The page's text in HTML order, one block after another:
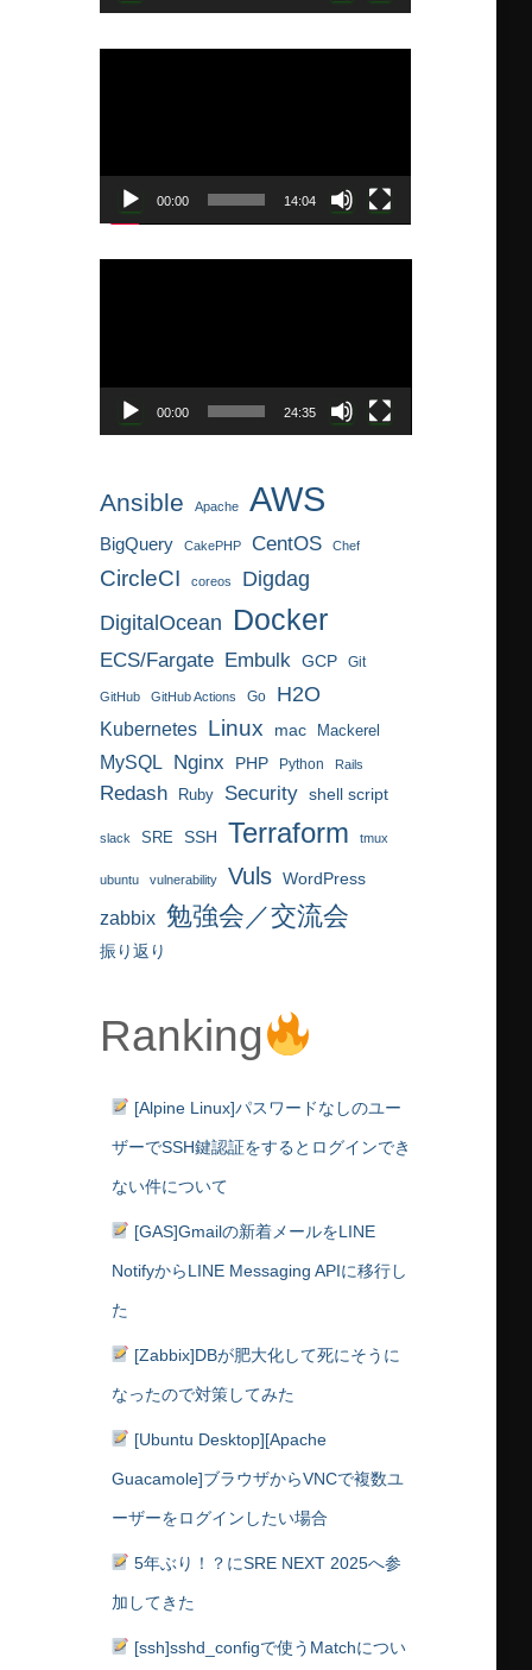
00:00 14:04
00:00 24:35
Ansible Apache AWS
BigQuery CakePHP CentOS Chef
CircleCI coreos
Digdag
DigitalOcean Docker
ECS/Fargate Embulk GCP Git
GitHub GitHub Actions Go H2O
Kubernetes Linux mac Mackerel
MySQL Nginx PHP Python Rails
Redash Ruby Security shell script
slack SRE SSH Terraform tmux
ubuntu vulnerability Vuls WordPress
zabbix 勉強会／交流会
振り返り
Ranking
[Alpine Linux]パスワードなしのユー
ザーでSSH鍵認証をするとログインでき
ない件について
[GAS]Gmailの新着メールをLINE
NotifyからLINE Messaging APIに移行し
た
[Zabbix]DBが肥大化して死にそうに
なったので対策してみた
[Ubuntu Desktop][Apache
Guacamole]ブラウザからVNCで複数ユ
ーザーをログインしたい場合
5年ぶり！？にSRE NEXT 2025へ参
加してきた
[ssh]sshd_configで使うMatchについ